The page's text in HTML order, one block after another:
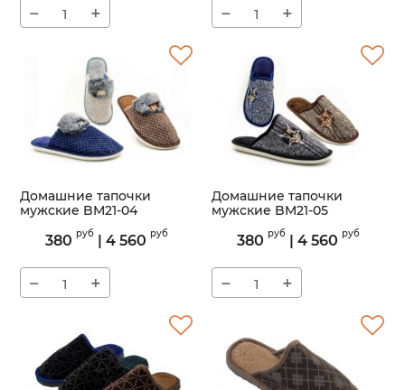
− + − +
Домашние тапочки
мужские BM21-04
BM21-04
380 руб| 4 560 руб
− +
Домашние тапочки
мужские BM21-05
BM21-05
380 руб| 4 560 руб
− +